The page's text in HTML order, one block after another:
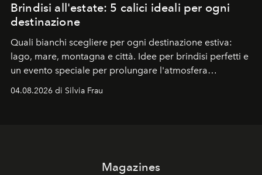
Brindisi all'estate: 5 calici ideali per ogni
destinazione
Quali bianchi scegliere per ogni destinazione estiva:
lago, mare, montagna e città. Idee per brindisi perfetti e
un evento speciale per prolungare l'atmosfera
04.08.2026 di Silvia Frau
Magazines